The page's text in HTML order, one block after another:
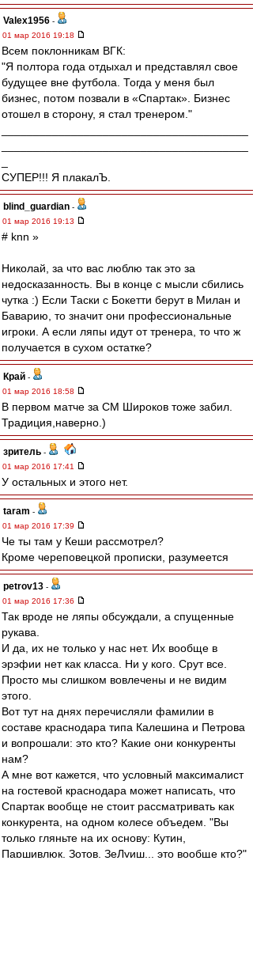
Valex1956 -
01 мар 2016 19:18
Всем поклонникам ВГК:
"Я полтора года отдыхал и представлял свое
будущее вне футбола. Тогда у меня был
бизнес, потом позвали в «Спартак». Бизнес
отошел в сторону, я стал тренером."
СУПЕР!!! Я плакалЪ.
blind_guardian -
01 мар 2016 19:13
# knn »
Николай, за что вас люблю так это за
недосказанность. Вы в конце с мысли сбились
чутка :) Если Таски с Бокетти берут в Милан и
Баварию, то значит они профессиональные
игроки. А если ляпы идут от тренера, то что ж
получается в сухом остатке?
Край -
01 мар 2016 18:58
В первом матче за СМ Широков тоже забил.
Традиция,наверно.)
зpитель -
01 мар 2016 17:41
У остальных и этого нет.
taram -
01 мар 2016 17:39
Че ты там у Кеши рассмотрел?
Кроме череповецкой прописки, разумеется
petrov13 -
01 мар 2016 17:36
Так вроде не ляпы обсуждали, а спущенные
рукава.
И да, их не только у нас нет. Их вообще в
эрэфии нет как класса. Ни у кого. Срут все.
Просто мы слишком вовлечены и не видим
этого.
Вот тут на днях перечисляли фамилии в
составе краснодара типа Калешина и Петрова
и вопрошали: это кто? Какие они конкуренты
нам?
А мне вот кажется, что условный максималист
на гостевой краснодара может написать, что
Спартак вообще не стоит рассматривать как
конкурента, на одном колесе объедем. "Вы
только гляньте на их основу: Кутин,
Паршивлюк, Зотов, ЗеЛуиш... это вообще кто?"